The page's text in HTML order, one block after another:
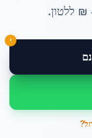
₪ ללטון.
!